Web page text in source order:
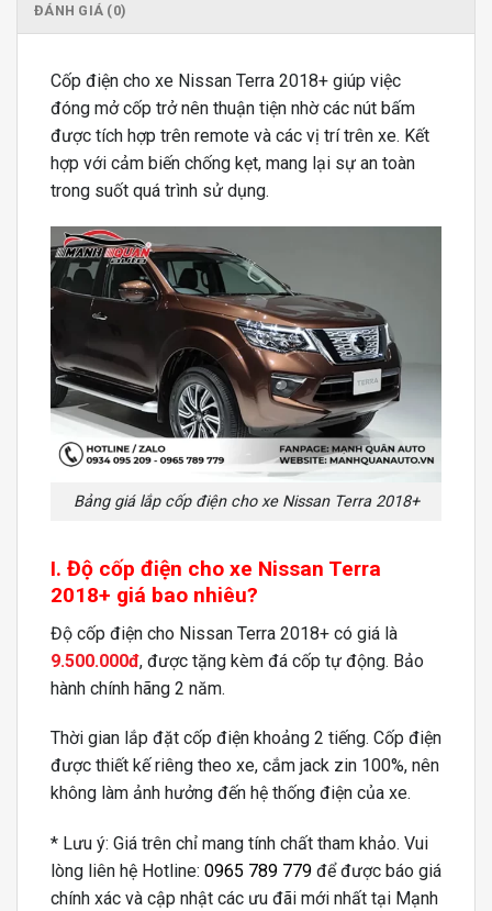
ĐÁNH GIÁ (0)
Cốp điện cho xe Nissan Terra 2018+ giúp việc
đóng mở cốp trở nên thuận tiện nhờ các nút bấm
được tích hợp trên remote và các vị trí trên xe. Kết
hợp với cảm biến chống kẹt, mang lại sự an toàn
trong suốt quá trình sử dụng.
Bảng giá lắp cốp điện cho xe Nissan Terra 2018+
I. Độ cốp điện cho xe Nissan Terra
2018+ giá bao nhiêu?
Độ cốp điện cho Nissan Terra 2018+ có giá là
9.500.000đ, được tặng kèm đá cốp tự động. Bảo
hành chính hãng 2 năm.
Thời gian lắp đặt cốp điện khoảng 2 tiếng. Cốp điện
được thiết kế riêng theo xe, cắm jack zin 100%, nên
không làm ảnh hưởng đến hệ thống điện của xe.
* Lưu ý: Giá trên chỉ mang tính chất tham khảo. Vui
lòng liên hệ Hotline: 0965 789 779 để được báo giá
chính xác và cập nhật các ưu đãi mới nhất tại Mạnh